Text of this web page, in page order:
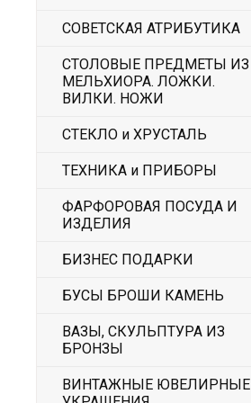
СОВЕТСКАЯ АТРИБУТИКА
СТОЛОВЫЕ ПРЕДМЕТЫ ИЗ
МЕЛЬХИОРА. ЛОЖКИ.
ВИЛКИ. НОЖИ
СТЕКЛО и ХРУСТАЛЬ
ТЕХНИКА и ПРИБОРЫ
ФАРФОРОВАЯ ПОСУДА И
ИЗДЕЛИЯ
БИЗНЕС ПОДАРКИ
БУСЫ БРОШИ КАМЕНЬ
ВАЗЫ, СКУЛЬПТУРА ИЗ
БРОНЗЫ
ВИНТАЖНЫЕ ЮВЕЛИРНЫЕ